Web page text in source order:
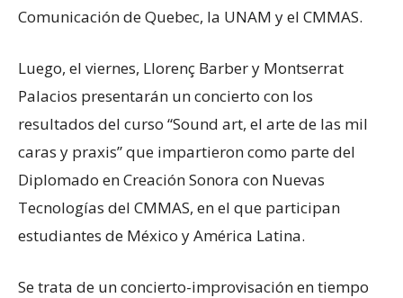
Comunicación de Quebec, la UNAM y el CMMAS.
Luego, el viernes, Llorenç Barber y Montserrat
Palacios presentarán un concierto con los
resultados del curso “Sound art, el arte de las mil
caras y praxis” que impartieron como parte del
Diplomado en Creación Sonora con Nuevas
Tecnologías del CMMAS, en el que participan
estudiantes de México y América Latina.
Se trata de un concierto-improvisación en tiempo